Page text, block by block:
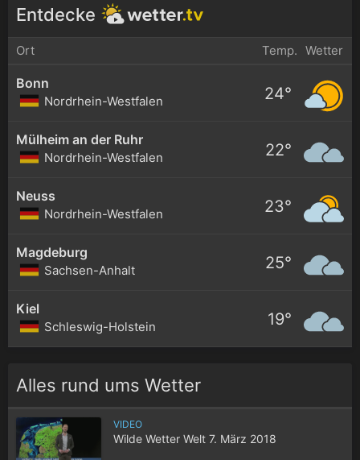
Entdecke
Ort Temp. Wetter
Bonn
Nordrhein-Westfalen 24°
Mülheim an der Ruhr
Nordrhein-Westfalen 22°
Neuss
Nordrhein-Westfalen 23°
Magdeburg
Sachsen-Anhalt 25°
Kiel
Schleswig-Holstein 19°
Alles rund ums Wetter
VIDEO
Wilde Wetter Welt 7. März 2018